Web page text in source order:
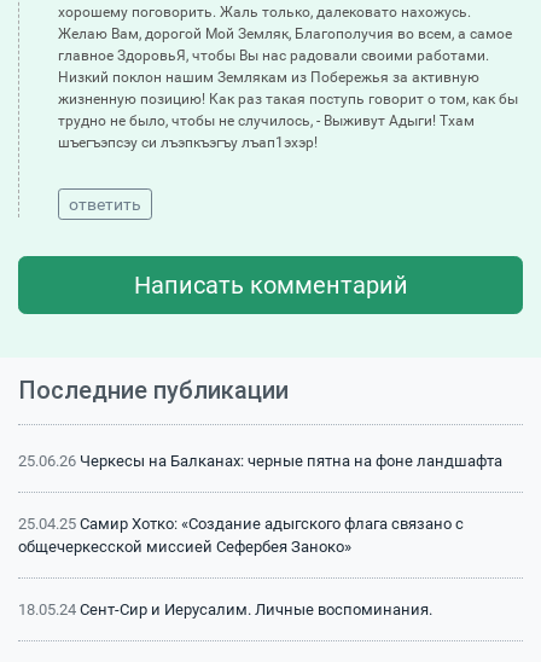
хорошему поговорить. Жаль только, далековато нахожусь.
Желаю Вам, дорогой Мой Земляк, Благополучия во всем, а самое
главное ЗдоровьЯ, чтобы Вы нас радовали своими работами.
Низкий поклон нашим Землякам из Побережья за активную
жизненную позицию! Как раз такая поступь говорит о том, как бы
трудно не было, чтобы не случилось, - Выживут Адыги! Тхам
шъегъэпсэу си лъэпкъэгъу лъап1эхэр!
ответить
Написать комментарий
Последние публикации
25.06.26 Черкесы на Балканах: черные пятна на фоне ландшафта
25.04.25 Самир Хотко: «Создание адыгского флага связано с
общечеркесской миссией Сефербея Заноко»
18.05.24 Сент-Сир и Иерусалим. Личные воспоминания.